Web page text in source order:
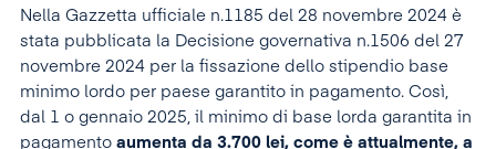
Nella Gazzetta ufficiale n.1185 del 28 novembre 2024 è
stata pubblicata la Decisione governativa n.1506 del 27
novembre 2024 per la fissazione dello stipendio base
minimo lordo per paese garantito in pagamento. Così,
dal 1 o gennaio 2025, il minimo di base lorda garantita in
pagamento aumenta da 3.700 lei, come è attualmente, a